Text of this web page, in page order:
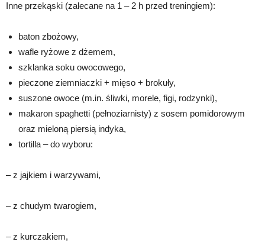
Inne przekąski (zalecane na 1 – 2 h przed treningiem):
baton zbożowy,
wafle ryżowe z dżemem,
szklanka soku owocowego,
pieczone ziemniaczki + mięso + brokuły,
suszone owoce (m.in. śliwki, morele, figi, rodzynki),
makaron spaghetti (pełnoziarnisty) z sosem pomidorowym
oraz mieloną piersią indyka,
tortilla – do wyboru:
– z jajkiem i warzywami,
– z chudym twarogiem,
– z kurczakiem,